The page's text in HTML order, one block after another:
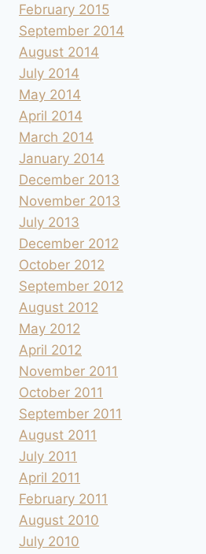
February 2015
September 2014
August 2014
July 2014
May 2014
April 2014
March 2014
January 2014
December 2013
November 2013
July 2013
December 2012
October 2012
September 2012
August 2012
May 2012
April 2012
November 2011
October 2011
September 2011
August 2011
July 2011
April 2011
February 2011
August 2010
July 2010